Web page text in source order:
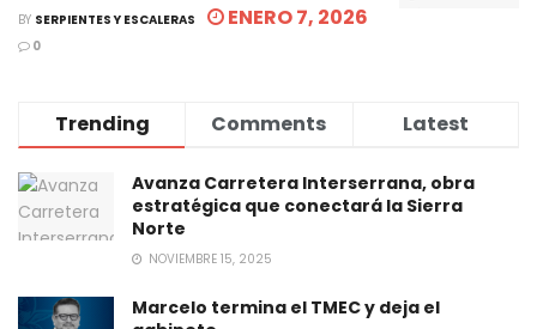
BY SERPIENTES Y ESCALERAS ENERO 7, 2026
0
Trending Comments Latest
Avanza Carretera Interserrana, obra
estratégica que conectará la Sierra
Norte
NOVIEMBRE 15, 2025
Marcelo termina el TMEC y deja el